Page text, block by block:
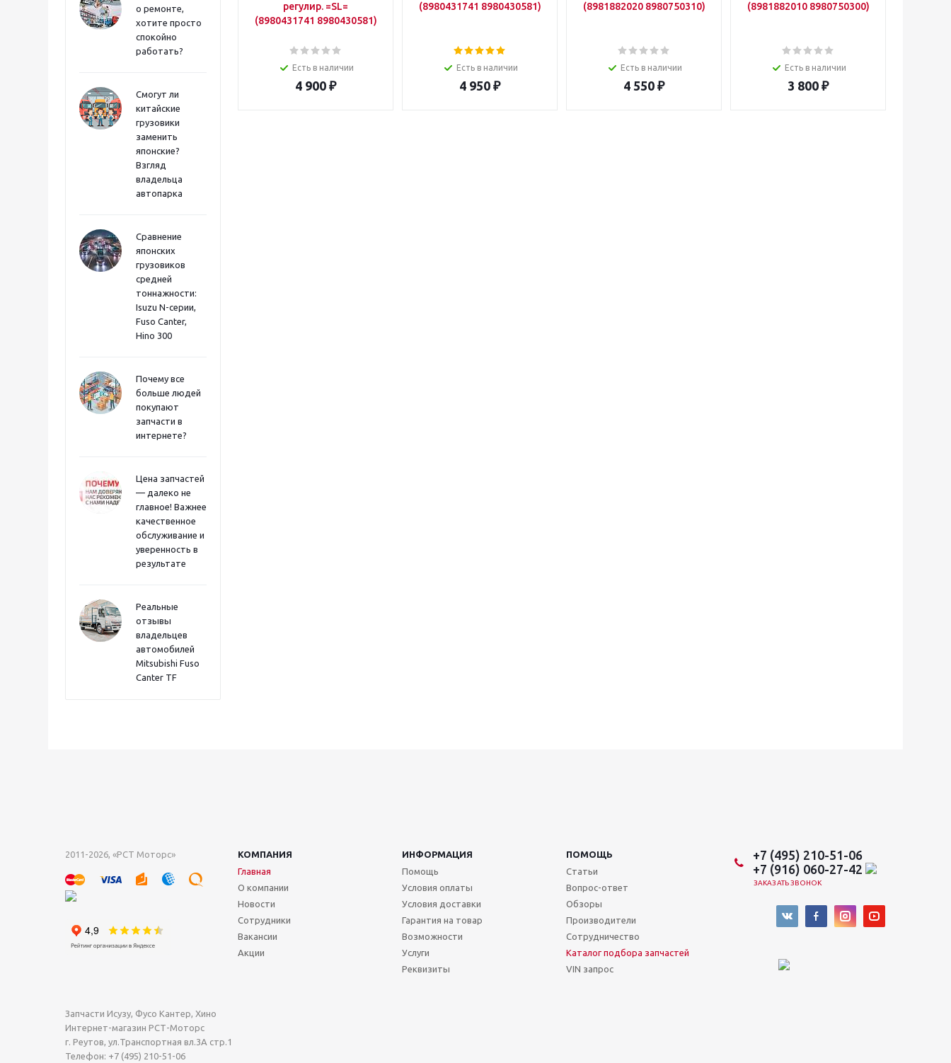
о ремонте,
хотите просто
спокойно
работать?
Смогут ли
китайские
грузовики
заменить
японские?
Взгляд
владельца
автопарка
Сравнение
японских
грузовиков
средней
тоннажности:
Isuzu N-серии,
Fuso Canter,
Hino 300
Почему все
больше людей
покупают
запчасти в
интернете?
Цена запчастей
— далеко не
главное! Важнее
качественное
обслуживание и
уверенность в
результате
Реальные
отзывы
владельцев
автомобилей
Mitsubishi Fuso
Canter TF
регулир. =SL=
(8980431741 8980430581)
Есть в наличии
4 900 ₽
(8980431741 8980430581)
Есть в наличии
4 950 ₽
(8981882020 8980750310)
Есть в наличии
4 550 ₽
(8981882010 8980750300)
Есть в наличии
3 800 ₽
2011-2026, «РСТ Моторс» КОМПАНИЯ ИНФОРМАЦИЯ
ПОМОЩЬ
Главная
О компании
Новости
Сотрудники
Вакансии
Акции
Помощь
Условия оплаты
Условия доставки
Гарантия на товар
Возможности
Услуги
Реквизиты
Статьи
Вопрос-ответ
Обзоры
Производители
Сотрудничество
Каталог подбора запчастей
VIN запрос
+7 (495) 210-51-06
+7 (916) 060-27-42
ЗАКАЗАТЬ ЗВОНОК
Запчасти Исузу, Фусо Кантер, Хино
Интернет-магазин РСТ-Моторс
г. Реутов, ул.Транспортная вл.3А стр.1
Телефон: +7 (495) 210-51-06